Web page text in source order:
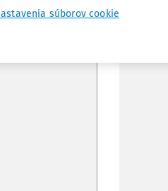
súborov cookie